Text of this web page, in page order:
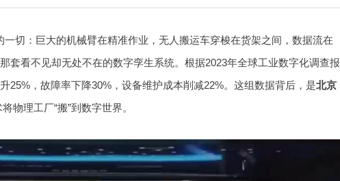
切：巨大的机械臂在精准作业，无人搬运车穿梭在货架之间，数据流在
套看不见却无处不在的数字孪生系统。根据2023年全球工业数字化调查报
25%，故障率下降30%，设备维护成本削减22%。这组数据背后，是北京
理工厂“搬”到数字世界。